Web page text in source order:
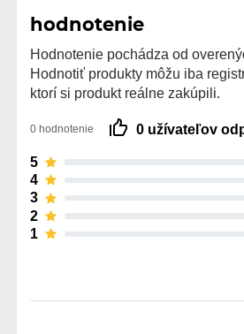
hodnotenie
Hodnotenie pochádza od
Hodnotiť produkty môžu iba
ktorí si produkt reálne zakúpili.
0 hodnotenie 0 užívateľov
5
4
3
2
1